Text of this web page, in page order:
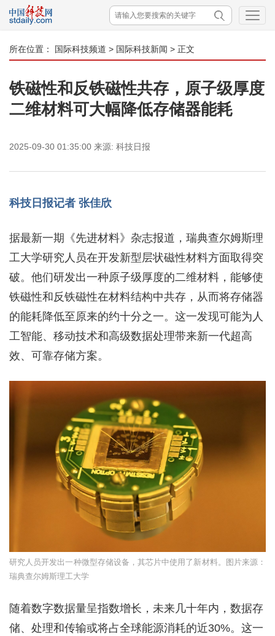
所在位置： 国际科技频道 > 国际科技新闻 > 正文
铁磁性和反铁磁性共存，原子级厚度
二维材料可大幅降低存储器能耗
2025-09-30 01:35:00 来源: 科技日报
科技日报记者 张佳欣
据最新一期《先进材料》杂志报道，瑞典查尔姆斯理
工大学研究人员在开发新型层状磁性材料方面取得突
破。他们研发出一种原子级厚度的二维材料，能够使
铁磁性和反铁磁性在材料结构中共存，从而将存储器
的能耗降低至原来的约十分之一。这一发现可能为人
工智能、移动技术和高级数据处理带来新一代超高
效、可靠存储方案。
研究人员开发出一种微型存储设备，其芯片中使用了新材料。图片来源：
瑞典查尔姆斯理工大学
随着数字数据量呈指数增长，未来几十年内，数据存
储、处理和传输或将占全球能源消耗的近30%。这一